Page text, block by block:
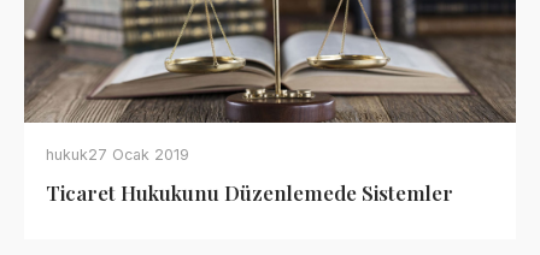
hukuk27 Ocak 2019
Ticaret Hukukunu Düzenlemede Sistemler